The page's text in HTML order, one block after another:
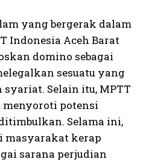
yang bergerak dalam
Indonesia Aceh Barat
domino sebagai
sesuatu yang
Selain itu, MPTT
menyoroti potensi
Selama ini,
masyarakat kerap
sarana perjudian